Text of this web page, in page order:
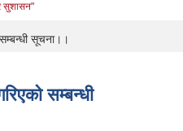
सुशासन"
सूचना।।
सम्बन्धी